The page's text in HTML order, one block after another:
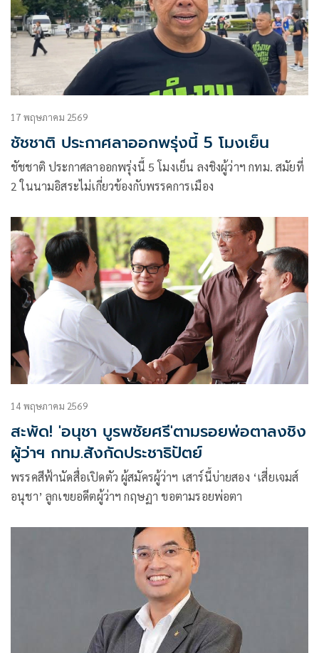
17 พฤษภาคม 2569
ชัชชาติ ประกาศลาออกพรุ่งนี้ 5 โมงเย็น
ชัชชาติ ประกาศลาออกพรุ่งนี้ 5 โมงเย็น ลงชิงผู้ว่าฯ กทม. สมัยที่
2 ในนามอิสระไม่เกี่ยวข้องกับพรรคการเมือง
14 พฤษภาคม 2569
สะพัด! 'อนุชา บูรพชัยศรี'ตามรอยพ่อตาลงชิง
ผู้ว่าฯ กทม.สังกัดประชาธิปัตย์
พรรคสีฟ้านัดสื่อเปิดตัว ผู้สมัครผู้ว่าฯ เสาร์นี้บ่ายสอง ‘เสี่ยเจมส์
อนุชา’ ลูกเขยอดีตผู้ว่าฯ กฤษฏา ขอตามรอยพ่อตา